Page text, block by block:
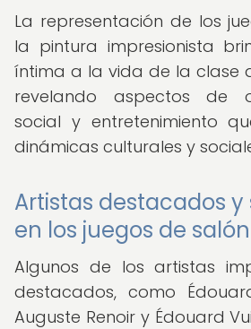
La representación de los
la pintura impresionista
íntima a la vida de la clase
revelando aspectos de
social y entretenimiento
dinámicas culturales y
Artistas destacados
en los juegos de salón
Algunos de los artistas
destacados, como
Auguste Renoir y Édouard